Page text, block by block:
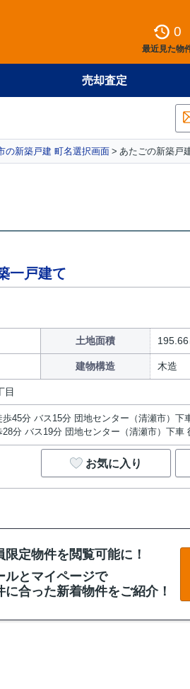
0
最近見た物
売却査定
の新築戸建 町名選択画面 あたごの新築戸
一戸建て
土地面積 195.66
建物構造 木造
目
45分 バス15分 団地センター（清瀬市）下
分 バス19分 団地センター（清瀬市）下車
お気に入り
限定物件を閲覧可能に！
ルとマイページで
に合った新着物件をご紹介！